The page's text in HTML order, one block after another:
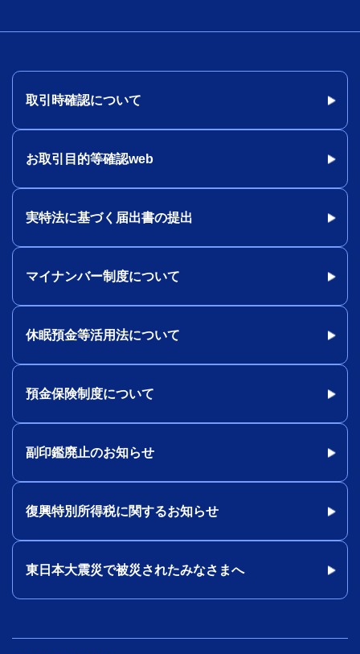
取引時確認について
お取引目的等確認web
実特法に基づく届出書の提出
マイナンバー制度について
休眠預金等活用法について
預金保険制度について
副印鑑廃止のお知らせ
復興特別所得税に関するお知らせ
東日本大震災で被災されたみなさまへ